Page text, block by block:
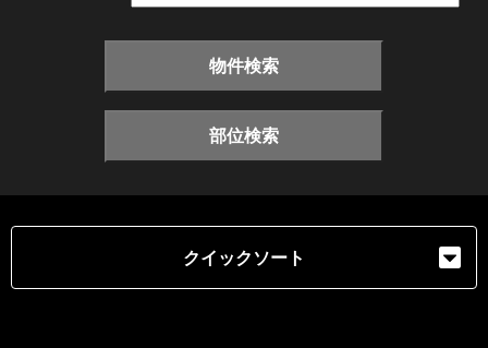
物件検索
部位検索
クイックソート